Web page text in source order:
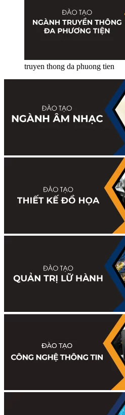
truyen thong da phuong tien